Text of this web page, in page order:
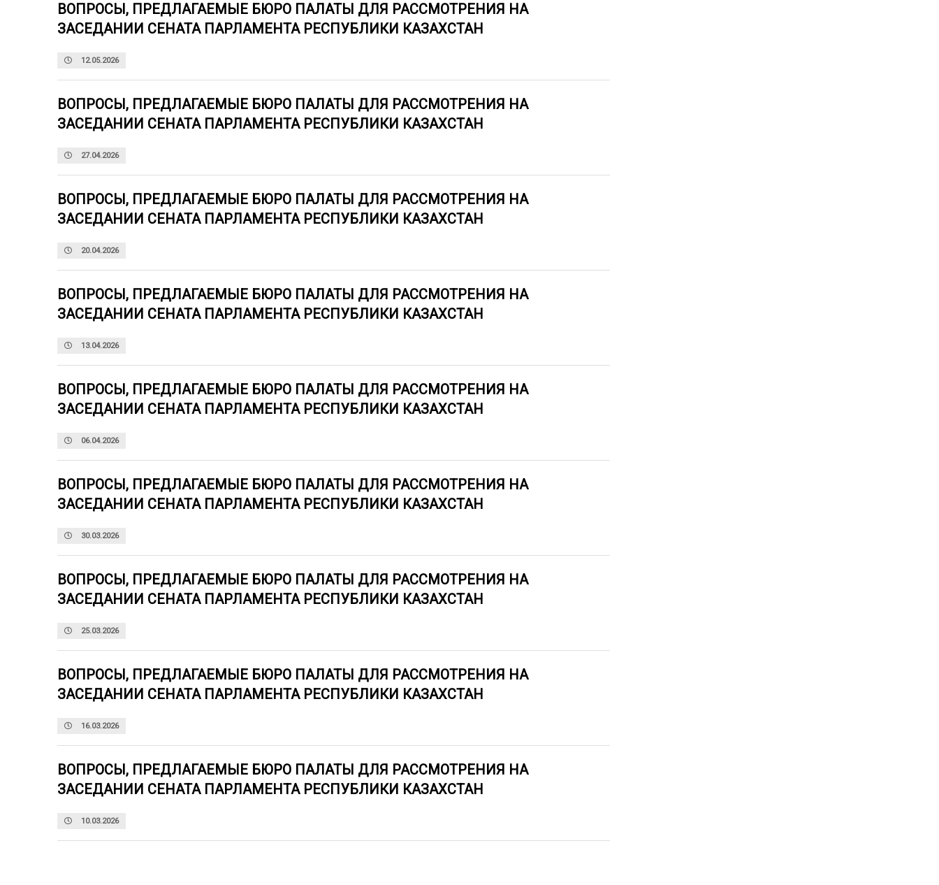
ВОПРОСЫ, ПРЕДЛАГАЕМЫЕ БЮРО ПАЛАТЫ ДЛЯ РАССМОТРЕНИЯ НА
ЗАСЕДАНИИ СЕНАТА ПАРЛАМЕНТА РЕСПУБЛИКИ КАЗАХСТАН
12.05.2026
ВОПРОСЫ, ПРЕДЛАГАЕМЫЕ БЮРО ПАЛАТЫ ДЛЯ РАССМОТРЕНИЯ НА
ЗАСЕДАНИИ СЕНАТА ПАРЛАМЕНТА РЕСПУБЛИКИ КАЗАХСТАН
27.04.2026
ВОПРОСЫ, ПРЕДЛАГАЕМЫЕ БЮРО ПАЛАТЫ ДЛЯ РАССМОТРЕНИЯ НА
ЗАСЕДАНИИ СЕНАТА ПАРЛАМЕНТА РЕСПУБЛИКИ КАЗАХСТАН
20.04.2026
ВОПРОСЫ, ПРЕДЛАГАЕМЫЕ БЮРО ПАЛАТЫ ДЛЯ РАССМОТРЕНИЯ НА
ЗАСЕДАНИИ СЕНАТА ПАРЛАМЕНТА РЕСПУБЛИКИ КАЗАХСТАН
13.04.2026
ВОПРОСЫ, ПРЕДЛАГАЕМЫЕ БЮРО ПАЛАТЫ ДЛЯ РАССМОТРЕНИЯ НА
ЗАСЕДАНИИ СЕНАТА ПАРЛАМЕНТА РЕСПУБЛИКИ КАЗАХСТАН
06.04.2026
ВОПРОСЫ, ПРЕДЛАГАЕМЫЕ БЮРО ПАЛАТЫ ДЛЯ РАССМОТРЕНИЯ НА
ЗАСЕДАНИИ СЕНАТА ПАРЛАМЕНТА РЕСПУБЛИКИ КАЗАХСТАН
30.03.2026
ВОПРОСЫ, ПРЕДЛАГАЕМЫЕ БЮРО ПАЛАТЫ ДЛЯ РАССМОТРЕНИЯ НА
ЗАСЕДАНИИ СЕНАТА ПАРЛАМЕНТА РЕСПУБЛИКИ КАЗАХСТАН
25.03.2026
ВОПРОСЫ, ПРЕДЛАГАЕМЫЕ БЮРО ПАЛАТЫ ДЛЯ РАССМОТРЕНИЯ НА
ЗАСЕДАНИИ СЕНАТА ПАРЛАМЕНТА РЕСПУБЛИКИ КАЗАХСТАН
16.03.2026
ВОПРОСЫ, ПРЕДЛАГАЕМЫЕ БЮРО ПАЛАТЫ ДЛЯ РАССМОТРЕНИЯ НА
ЗАСЕДАНИИ СЕНАТА ПАРЛАМЕНТА РЕСПУБЛИКИ КАЗАХСТАН
10.03.2026